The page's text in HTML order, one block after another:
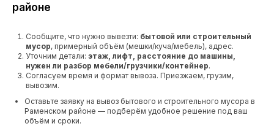
районе
Сообщите, что нужно вывезти: бытовой или строительный
мусор, примерный объём (мешки/куча/мебель), адрес.
Уточним детали: этаж, лифт, расстояние до машины,
нужен ли разбор мебели/грузчики/контейнер.
Согласуем время и формат вывоза. Приезжаем, грузим,
вывозим.
Оставьте заявку на вывоз бытового и строительного мусора в
Раменском районе — подберём удобное решение под ваш
объём и сроки.